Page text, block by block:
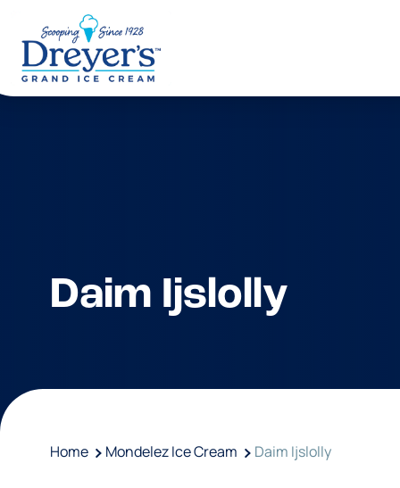
Daim Ijslolly
Home Mondelez Ice Cream Daim Ijslolly